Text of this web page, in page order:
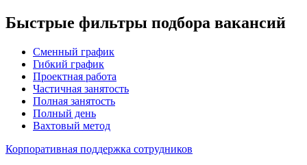
Быстрые фильтры подбора вакансий
Сменный график
Гибкий график
Проектная работа
Частичная занятость
Полная занятость
Полный день
Вахтовый метод
Корпоративная поддержка сотрудников